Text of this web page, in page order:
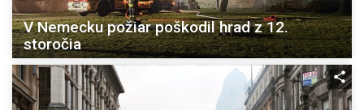
V Nemecku požiar poškodil hrad z 12.
storočia